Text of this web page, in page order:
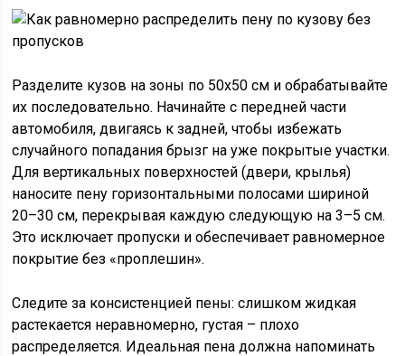
Разделите кузов на зоны по 50х50 см и обрабатывайте
их последовательно. Начинайте с передней части
автомобиля, двигаясь к задней, чтобы избежать
случайного попадания брызг на уже покрытые участки.
Для вертикальных поверхностей (двери, крылья)
наносите пену горизонтальными полосами шириной
20–30 см, перекрывая каждую следующую на 3–5 см.
Это исключает пропуски и обеспечивает равномерное
покрытие без «проплешин».
Следите за консистенцией пены: слишком жидкая
растекается неравномерно, густая – плохо
распределяется. Идеальная пена должна напоминать